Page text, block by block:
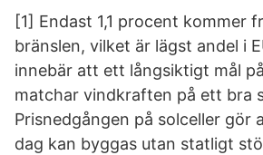
[1] Endast 1,1 procent kommer
bränslen, vilket är lägst andel i
innebär att ett långsiktigt mål
matchar vindkraften på ett bra
Prisnedgången på solceller gör
dag kan byggas utan statligt